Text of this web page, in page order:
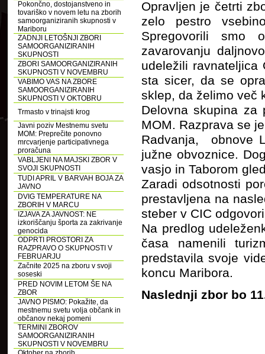
Pokončno, dostojanstveno in
tovariško v novem letu na zborih
samoorganiziranih skupnosti v
Mariboru
ZADNJI LETOŠNJI ZBORI
SAMOORGANIZIRANIH
SKUPNOSTI
ZBORI SAMOORGANIZIRANIH
SKUPNOSTI V NOVEMBRU
VABIMO VAS NA ZBORE
SAMOORGANIZIRANIH
SKUPNOSTI V OKTOBRU
Trmasto v trinajsti krog
Javni poziv Mestnemu svetu
MOM: Preprečite ponovno
mrcvarjenje participativnega
proračuna
VABLJENI NA MAJSKI ZBOR V
SVOJI SKUPNOSTI
TUDI APRIL V BARVAH BOJA ZA
JAVNO
DVIG TEMPERATURE NA
ZBORIH V MARCU
IZJAVA ZA JAVNOST: NE
izkoriščanju športa za zakrivanje
genocida
ODPRTI PROSTORI ZA
RAZPRAVO O SKUPNOSTI V
FEBRUARJU
Začnite 2025 na zboru v svoji
soseski
PRED NOVIM LETOM ŠE NA
ZBOR
JAVNO PISMO: Pokažite, da
mestnemu svetu volja občank in
občanov nekaj pomeni
TERMINI ZBOROV
SAMOORGANIZIRANIH
SKUPNOSTI V NOVEMBRU
Opravljen je četrti
zelo pestro
Spregovorili smo
zavarovanju
udeležili ravnateljica
sta sicer, da se
sklep, da želimo več
Delovna skupina za
MOM. Razprava se
Radvanja, obnove
južne obvoznice.
vasjo in Taborom
Zaradi odsotnosti
prestavljena na
steber v CIC
Na predlog
časa namenili
predstavila svoje
koncu Maribora.
Naslednji zbor bo